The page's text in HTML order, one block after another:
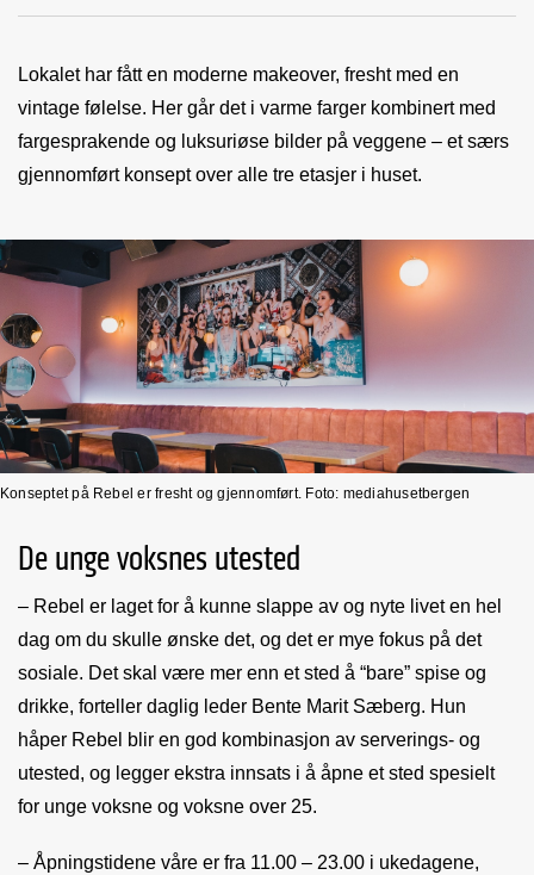
Lokalet har fått en moderne makeover, fresht med en
vintage følelse. Her går det i varme farger kombinert med
fargesprakende og luksuriøse bilder på veggene – et særs
gjennomført konsept over alle tre etasjer i huset.
Konseptet på Rebel er fresht og gjennomført. Foto: mediahusetbergen
De unge voksnes utested
– Rebel er laget for å kunne slappe av og nyte livet en hel
dag om du skulle ønske det, og det er mye fokus på det
sosiale. Det skal være mer enn et sted å “bare” spise og
drikke, forteller daglig leder Bente Marit Sæberg. Hun
håper Rebel blir en god kombinasjon av serverings- og
utested, og legger ekstra innsats i å åpne et sted spesielt
for unge voksne og voksne over 25.
– Åpningstidene våre er fra 11.00 – 23.00 i ukedagene,